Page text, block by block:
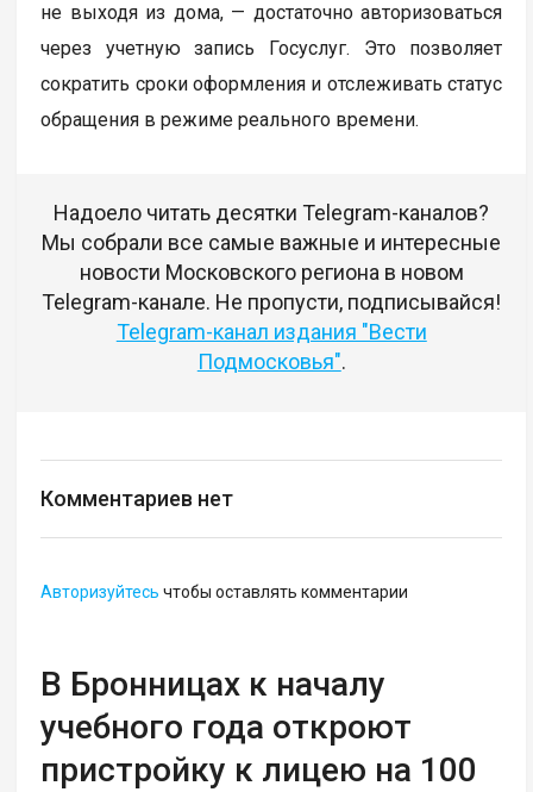
не выходя из дома, — достаточно авторизоваться
через учетную запись Госуслуг. Это позволяет
сократить сроки оформления и отслеживать статус
обращения в режиме реального времени.
Надоело читать десятки Telegram-каналов?
Мы собрали все самые важные и интересные
новости Московского региона в новом
Telegram-канале. Не пропусти, подписывайся!
Telegram-канал издания "Вести
Подмосковья".
Комментариев нет
Авторизуйтесь чтобы оставлять комментарии
В Бронницах к началу
учебного года откроют
пристройку к лицею на 100